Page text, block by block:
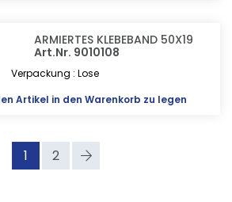
ARMIERTES KLEBEBAND 50X19
Art.Nr. 9010108
Verpackung : Lose
Artikel in den Warenkorb zu legen
1 2